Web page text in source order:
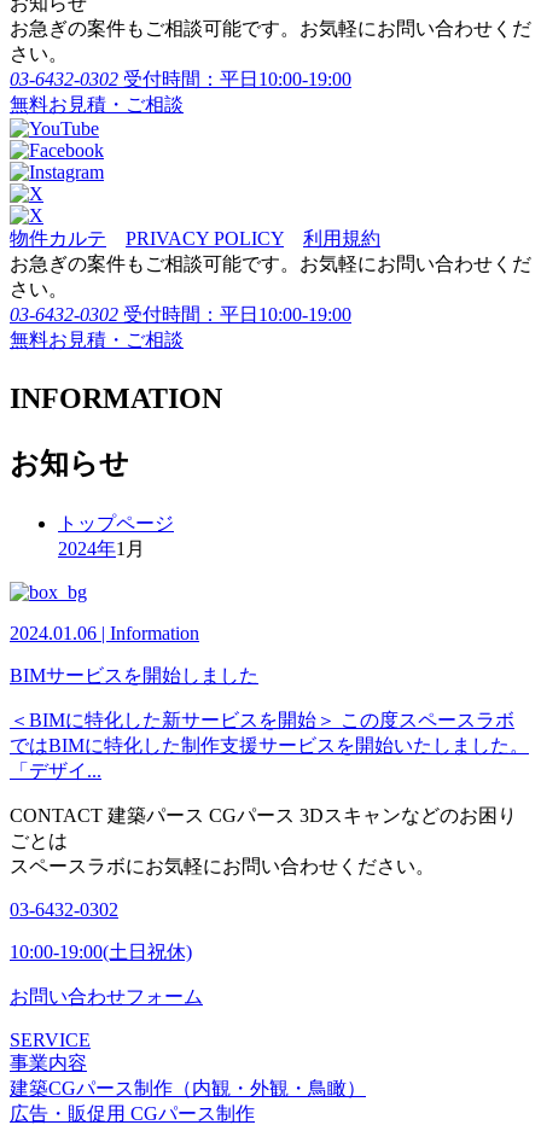
お急ぎの案件もご相談可能です。お気軽にお問い合わせくだ
さい。
03-6432-0302 受付時間：平日10:00-19:00
無料お見積・ご相談
物件カルテ PRIVACY POLICY
利用規約
お急ぎの案件もご相談可能です。お気軽にお問い合わせくだ
さい。
03-6432-0302 受付時間：平日10:00-19:00
無料お見積・ご相談
INFORMATION
お知らせ
トップページ
2024年1月
2024.01.06 | Information
BIMサービスを開始しました
＜BIMに特化した新サービスを開始＞ この度スペースラボ
ではBIMに特化した制作支援サービスを開始いたしました。
「デザイ...
CONTACT 建築パース CGパース 3Dスキャンなどのお困り
ごとは
スペースラボにお気軽にお問い合わせください。
03-6432-0302
10:00-19:00(土日祝休)
お問い合わせフォーム
SERVICE
事業内容
建築CGパース制作（内観・外観・鳥瞰）
広告・販促用 CGパース制作